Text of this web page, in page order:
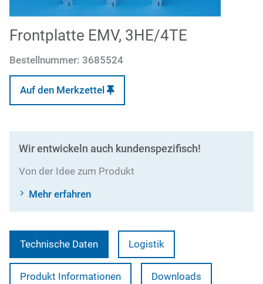
Frontplatte EMV, 3HE/4TE
Bestellnummer: 3685524
Auf den Merkzettel
Wir entwickeln auch kundenspezifisch!
Von der Idee zum Produkt
Mehr erfahren
Technische Daten Logistik
Produkt Informationen Downloads